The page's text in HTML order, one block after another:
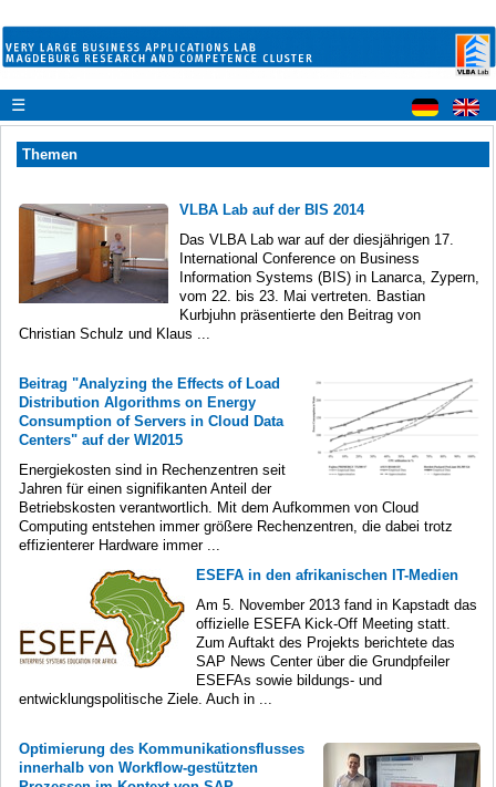
☰
Themen
VLBA Lab auf der BIS 2014
Das VLBA Lab war auf der diesjährigen 17.
International Conference on Business
Information Systems (BIS) in Lanarca, Zypern,
vom 22. bis 23. Mai vertreten. Bastian
Kurbjuhn präsentierte den Beitrag von
Christian Schulz und Klaus ...
Beitrag "Analyzing the Effects of Load
Distribution Algorithms on Energy
Consumption of Servers in Cloud Data
Centers" auf der WI2015
Energiekosten sind in Rechenzentren seit
Jahren für einen signifikanten Anteil der
Betriebskosten verantwortlich. Mit dem Aufkommen von Cloud
Computing entstehen immer größere Rechenzentren, die dabei trotz
effizienterer Hardware immer ...
ESEFA in den afrikanischen IT-Medien
Am 5. November 2013 fand in Kapstadt das
offizielle ESEFA Kick-Off Meeting statt.
Zum Auftakt des Projekts berichtete das
SAP News Center über die Grundpfeiler
ESEFAs sowie bildungs- und
entwicklungspolitische Ziele. Auch in ...
Optimierung des Kommunikationsflusses
innerhalb von Workflow-gestützten